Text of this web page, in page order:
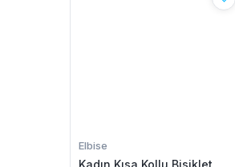
Elbise